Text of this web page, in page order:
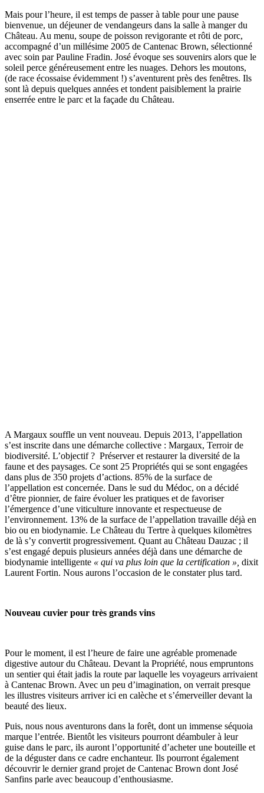
Mais pour l’heure, il est temps de passer à table pour une pause
bienvenue, un déjeuner de vendangeurs dans la salle à manger du
Château. Au menu, soupe de poisson revigorante et rôti de porc,
accompagné d’un millésime 2005 de Cantenac Brown, sélectionné
avec soin par Pauline Fradin. José évoque ses souvenirs alors que le
soleil perce généreusement entre les nuages. Dehors les moutons,
(de race écossaise évidemment !) s’aventurent près des fenêtres. Ils
sont là depuis quelques années et tondent paisiblement la prairie
enserrée entre le parc et la façade du Château.
A Margaux souffle un vent nouveau. Depuis 2013, l’appellation
s’est inscrite dans une démarche collective : Margaux, Terroir de
biodiversité. L’objectif ? Préserver et restaurer la diversité de la
faune et des paysages. Ce sont 25 Propriétés qui se sont engagées
dans plus de 350 projets d’actions. 85% de la surface de
l’appellation est concernée. Dans le sud du Médoc, on a décidé
d’être pionnier, de faire évoluer les pratiques et de favoriser
l’émergence d’une viticulture innovante et respectueuse de
l’environnement. 13% de la surface de l’appellation travaille déjà en
bio ou en biodynamie. Le Château du Tertre à quelques kilomètres
de là s’y convertit progressivement. Quant au Château Dauzac ; il
s’est engagé depuis plusieurs années déjà dans une démarche de
biodynamie intelligente « qui va plus loin que la certification », dixit
Laurent Fortin. Nous aurons l’occasion de le constater plus tard.
Nouveau cuvier pour très grands vins
Pour le moment, il est l’heure de faire une agréable promenade
digestive autour du Château. Devant la Propriété, nous empruntons
un sentier qui était jadis la route par laquelle les voyageurs arrivaient
à Cantenac Brown. Avec un peu d’imagination, on verrait presque
les illustres visiteurs arriver ici en calèche et s’émerveiller devant la
beauté des lieux.
Puis, nous nous aventurons dans la forêt, dont un immense séquoia
marque l’entrée. Bientôt les visiteurs pourront déambuler à leur
guise dans le parc, ils auront l’opportunité d’acheter une bouteille et
de la déguster dans ce cadre enchanteur. Ils pourront également
découvrir le dernier grand projet de Cantenac Brown dont José
Sanfins parle avec beaucoup d’enthousiasme.